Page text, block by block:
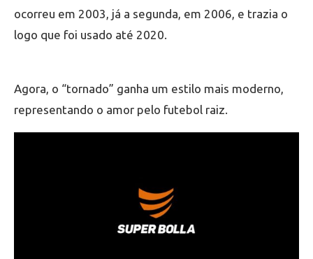
ocorreu em 2003, já a segunda, em 2006, e trazia o
logo que foi usado até 2020.
Agora, o “tornado” ganha um estilo mais moderno,
representando o amor pelo futebol raiz.